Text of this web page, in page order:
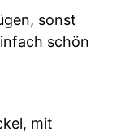
sonst
schön
mit